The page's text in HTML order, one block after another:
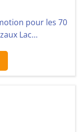
pour les 70
Lac…